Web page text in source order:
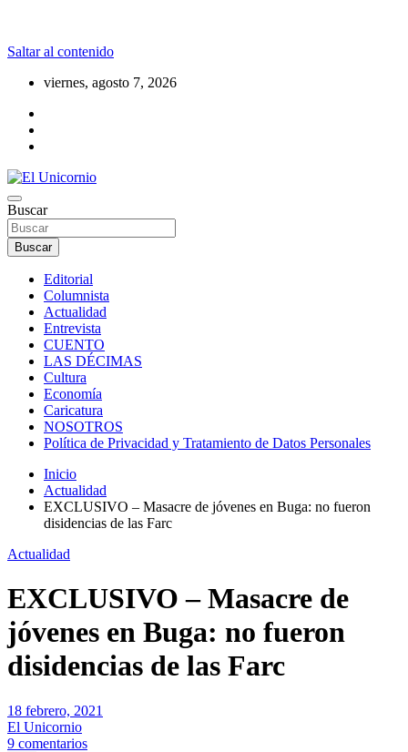
Saltar al contenido
viernes, agosto 7, 2026
El Unicornio
La realidad supera la fantasía
Buscar
Buscar
Editorial
Columnista
Actualidad
Entrevista
CUENTO
LAS DÉCIMAS
Cultura
Economía
Caricatura
NOSOTROS
Política de Privacidad y Tratamiento de Datos Personales
Inicio
Actualidad
EXCLUSIVO – Masacre de jóvenes en Buga: no fueron
disidencias de las Farc
Actualidad
EXCLUSIVO – Masacre de
jóvenes en Buga: no fueron
disidencias de las Farc
18 febrero, 2021
El Unicornio
9 comentarios